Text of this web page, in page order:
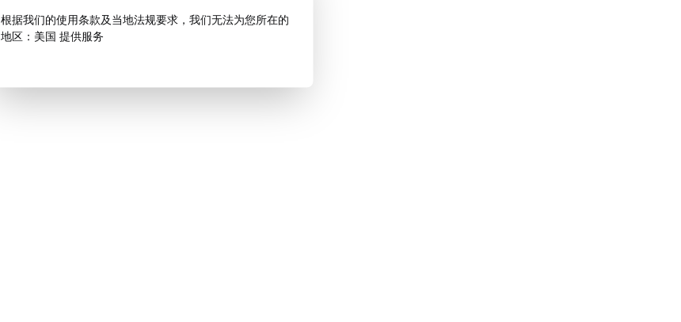
根据我们的使用条款及当地法规要求，我们无法为您所在的
地区：美国 提供服务